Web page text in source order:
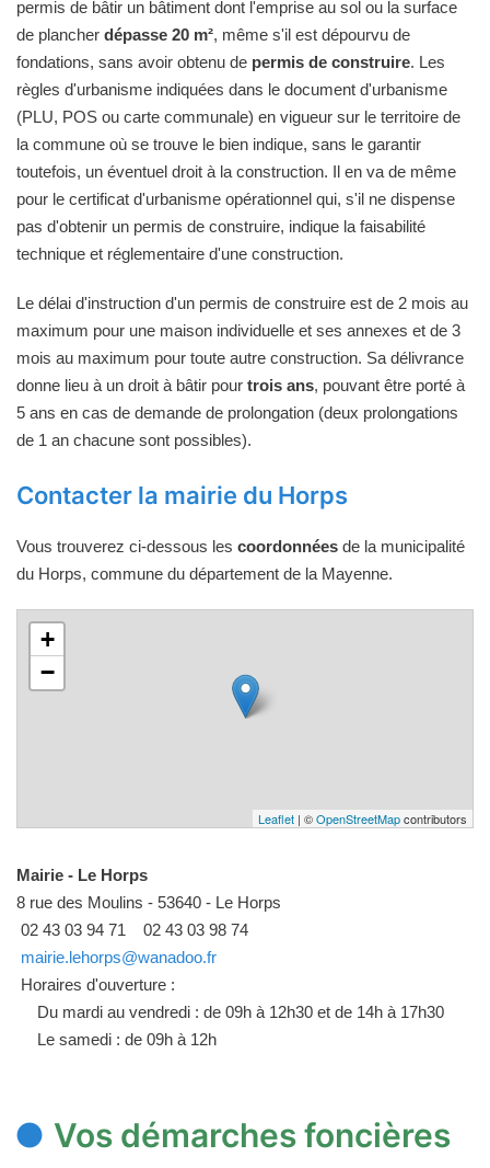
permis de bâtir un bâtiment dont l'emprise au sol ou la surface
de plancher dépasse 20 m², même s'il est dépourvu de
fondations, sans avoir obtenu de permis de construire. Les
règles d'urbanisme indiquées dans le document d'urbanisme
(PLU, POS ou carte communale) en vigueur sur le territoire de
la commune où se trouve le bien indique, sans le garantir
toutefois, un éventuel droit à la construction. Il en va de même
pour le certificat d'urbanisme opérationnel qui, s'il ne dispense
pas d'obtenir un permis de construire, indique la faisabilité
technique et réglementaire d'une construction.
Le délai d'instruction d'un permis de construire est de 2 mois au
maximum pour une maison individuelle et ses annexes et de 3
mois au maximum pour toute autre construction. Sa délivrance
donne lieu à un droit à bâtir pour trois ans, pouvant être porté à
5 ans en cas de demande de prolongation (deux prolongations
de 1 an chacune sont possibles).
Contacter la mairie du Horps
Vous trouverez ci-dessous les coordonnées de la municipalité
du Horps, commune du département de la Mayenne.
+
−
Leaflet | ©OpenStreetMapcontributors
Mairie - Le Horps
8 rue des Moulins - 53640 - Le Horps
02 43 03 94 71
02 43 03 98 74
mairie.lehorps@wanadoo.fr
Horaires d'ouverture :
Du mardi au vendredi : de 09h à 12h30 et de 14h à 17h30
Le samedi : de 09h à 12h
Vos démarches foncières